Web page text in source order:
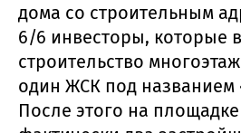
дома со строительным
6/6 инвесторы, которые
строительство
один ЖСК под названием
После этого на